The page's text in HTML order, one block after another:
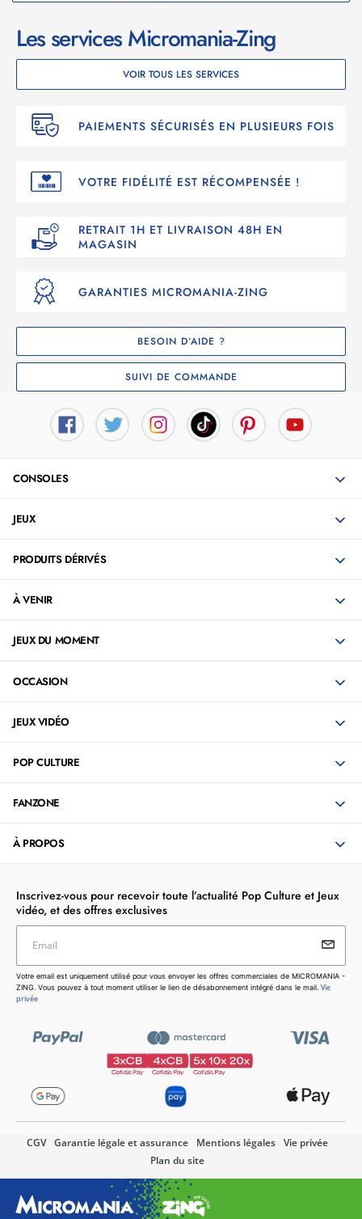
Les services Micromania-Zing
VOIR TOUS LES SERVICES
PAIEMENTS SÉCURISÉS EN PLUSIEURS FOIS
VOTRE FIDÉLITÉ EST RÉCOMPENSÉE !
RETRAIT 1H ET LIVRAISON 48H EN
MAGASIN
GARANTIES MICROMANIA-ZING
BESOIN D’AIDE ?
SUIVI DE COMMANDE
CONSOLES
JEUX
PRODUITS DÉRIVÉS
À VENIR
JEUX DU MOMENT
OCCASION
JEUX VIDÉO
POP CULTURE
FANZONE
À PROPOS
Inscrivez-vous pour recevoir toute l’actualité Pop Culture et Jeux
vidéo, et des offres exclusives
Votre email est uniquement utilisé pour vous envoyer les
offres commerciales de MICROMANIA - ZING. Vous pouvez
à tout moment utiliser le lien de désabonnement intégré dans
Email
Votre email est uniquement utilisé pour vous envoyer les offres commerciales de MICROMANIA -
ZING. Vous pouvez à tout moment utiliser le lien de désabonnement intégré dans le mail. Vie
privée
CGV Garantie légale et assurance Mentions légales
Vie privée
Plan du site